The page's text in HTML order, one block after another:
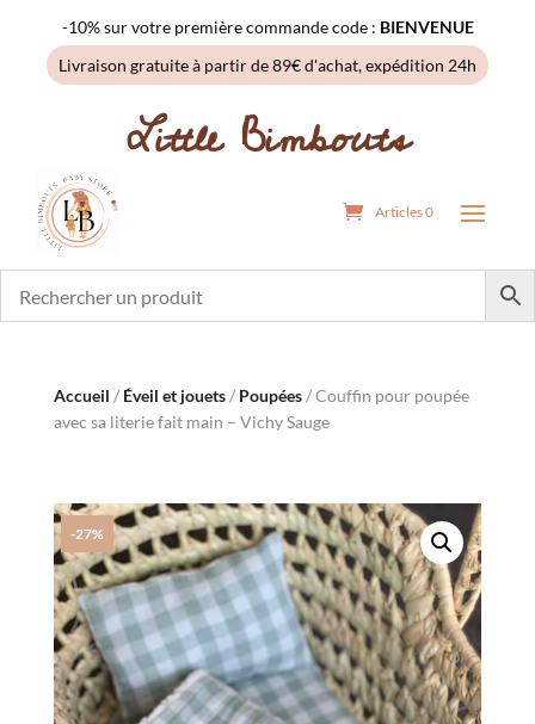
-10% sur votre première commande code : BIENVENUE
Livraison gratuite à partir de 89€ d'achat, expédition 24h
Little Bimbouts
Articles 0
Accueil / Éveil et jouets/ Poupées/ Couffin pour poupée
avec sa literie fait main – Vichy Sauge
-27%